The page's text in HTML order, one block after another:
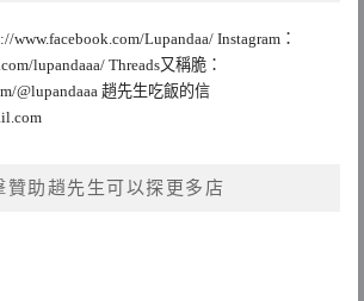
www.facebook.com/Lupandaa/ Instagram：
lupandaaa/ Threads又稱脆：
@lupandaaa 趙先生吃飯的信
贊助趙先生可以探更多店